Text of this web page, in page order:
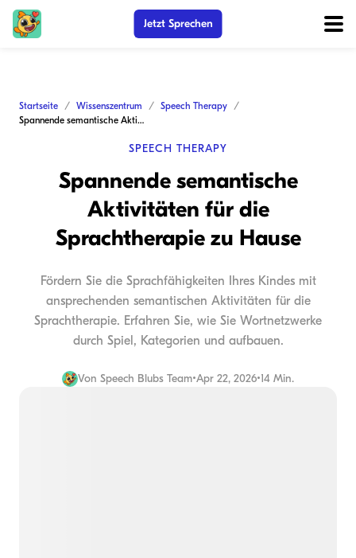
Jetzt Sprechen
Startseite Wissenszentrum
Speech Therapy
Spannende semantische Aktivitäten für die Sprachtherapie zu Hause
SPEECH THERAPY
Spannende semantische
Aktivitäten für die
Sprachtherapie zu Hause
Fördern Sie die Sprachfähigkeiten Ihres Kindes mit
ansprechenden semantischen Aktivitäten für die
Sprachtherapie. Erfahren Sie, wie Sie Wortnetzwerke
durch Spiel, Kategorien und aufbauen.
Von Speech Blubs Team•Apr 22, 2026•14 Min.